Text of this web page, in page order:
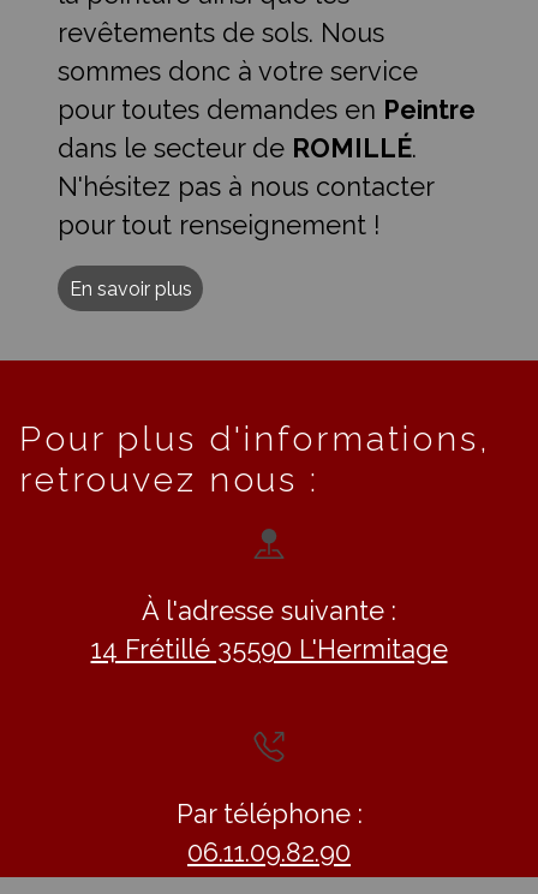
revêtements de sols. Nous
sommes donc à votre service
pour toutes demandes en Peintre
dans le secteur de ROMILLÉ.
N'hésitez pas à nous contacter
pour tout renseignement !
En savoir plus
Pour plus d'informations,
retrouvez nous :
À l'adresse suivante :
14 Frétillé 35590 L'Hermitage
Par téléphone :
06.11.09.82.90